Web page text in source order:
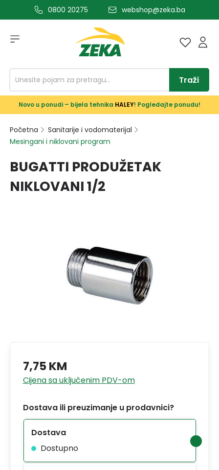
glavni sadržaj0800 20275 webshop@zeka.ba
Traži
Novo u ponudi – bijela tehnika HALEY! Pogledajte ponudu!
Početna
Sanitarije i vodomaterijal
Mesingani i niklovani program
BUGATTI PRODUŽETAK
NIKLOVANI 1/2
7,75 KM
Cijena sa uključenim PDV-om
Dostava ili preuzimanje u prodavnici?
Dostava
Dostupno